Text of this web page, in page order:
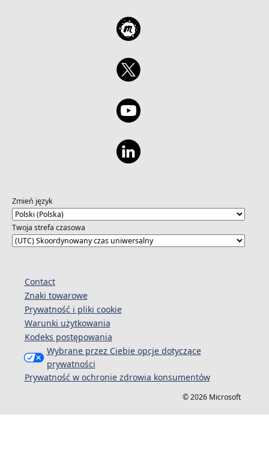
Zmień język
Twoja strefa czasowa
Contact
Znaki towarowe
Prywatność i pliki cookie
Warunki użytkowania
Kodeks postępowania
Wybrane przez Ciebie opcje dotyczące
prywatności
Prywatność w ochronie zdrowia konsumentów
© 2026 Microsoft